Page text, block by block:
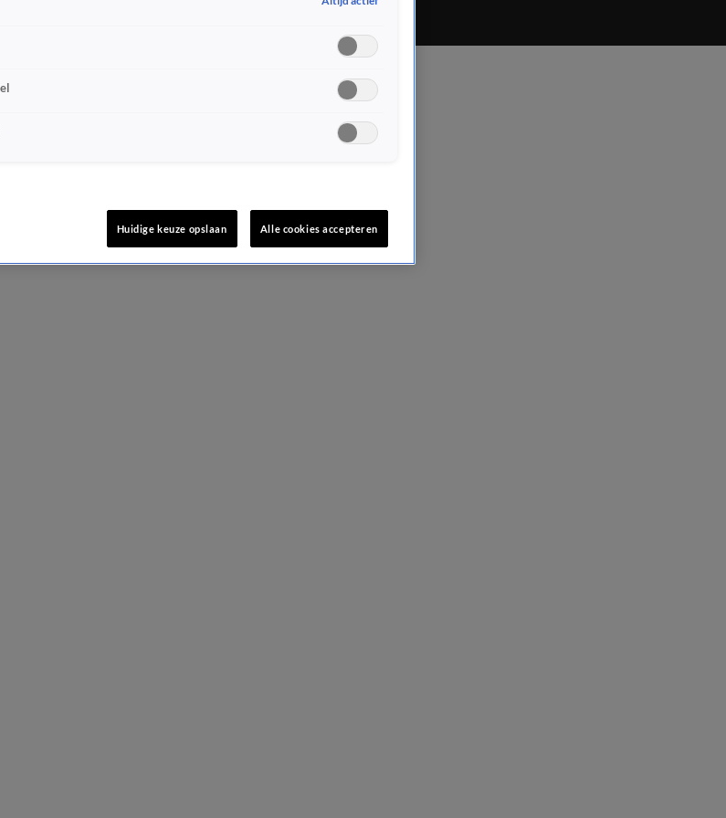
Huidige keuze opslaan Alle cookies accepteren